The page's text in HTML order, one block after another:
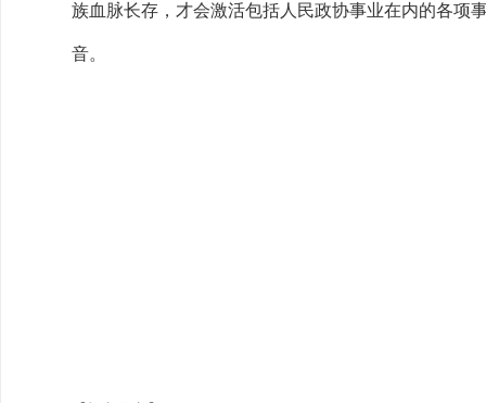
族血脉长存，才会激活包括人民政协事业在内的各项
音。